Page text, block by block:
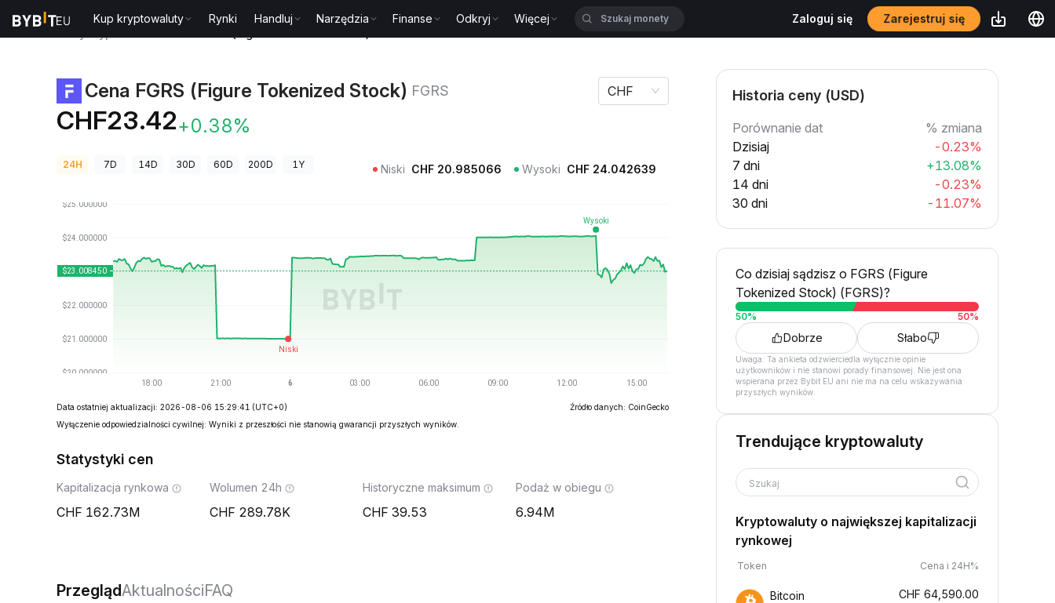
Kup kryptowaluty Rynki Handluj Narzędzia Finanse Odkryj Więcej Zaloguj się Zarejestruj się
Cena FGRS (Figure Tokenized Stock) FGRS
CHF23.42+0.38%
CHF
24H 7D 14D 30D 60D 200D 1Y Niski CHF 20.985066 Wysoki CHF 24.042639
Data ostatniej aktualizacji: 2026-08-06 15:29:41 (UTC+0)
Źródło danych: CoinGecko
Wyłączenie odpowiedzialności cywilnej: Wyniki z przeszłości nie stanowią gwarancji przyszłych wyników.
Statystyki cen
Kapitalizacja rynkowa
162.73M
Wolumen 24h
289.78K
Historyczne maksimum
39.53
Podaż w obiegu
6.94M
PrzeglądAktualnościFAQ
Historia ceny (USD)
Porównanie dat
% zmiana
Dzisiaj
-0.23%
7 dni
+13.08%
14 dni
-0.23%
30 dni
-11.07%
Co dzisiaj sądzisz o FGRS (Figure
Tokenized Stock) (FGRS)?
50% 50%
Dobrze Słabo
Uwaga: Ta ankieta odzwierciedla wyłącznie opinie
użytkowników i nie stanowi porady finansowej. Nie jest ona
wspierana przez Bybit EU ani nie ma na celu wskazywania
przyszłych wyników.
Trendujące kryptowaluty
Szukaj
Kryptowaluty o największej kapitalizacji
rynkowej
Token Cena i 24H%
Bitcoin CHF 64,590.00